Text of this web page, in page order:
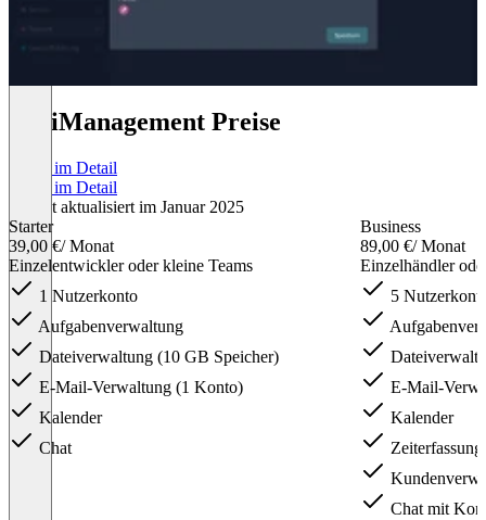
AlFiManagement Preise
Preise im Detail
Preise im Detail
Zuletzt aktualisiert im Januar 2025
Starter
39,00 €/ Monat
Einzelentwickler oder kleine Teams
1 Nutzerkonto
Aufgabenverwaltung
Dateiverwaltung (10 GB Speicher)
E-Mail-Verwaltung (1 Konto)
Kalender
Chat
Business
89,00 €/ Monat
Einzelhändler
5
E-Mail-
Kalender
Zeiterfassung
Chat mit